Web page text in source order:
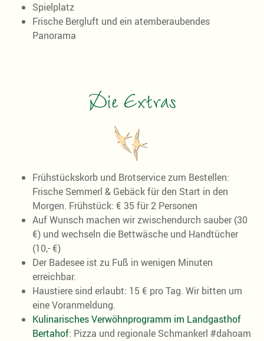
Spielplatz
Frische Bergluft und ein atemberaubendes
Panorama
Die Extras
Frühstückskorb und Brotservice zum Bestellen:
Frische Semmerl & Gebäck für den Start in den
Morgen. Frühstück: € 35 für 2 Personen
Auf Wunsch machen wir zwischendurch sauber (30
€) und wechseln die Bettwäsche und Handtücher
(10,- €)
Der Badesee ist zu Fuß in wenigen Minuten
erreichbar.
Haustiere sind erlaubt: 15 € pro Tag. Wir bitten um
eine Voranmeldung.
Kulinarisches Verwöhnprogramm im Landgasthof
Bertahof: Pizza und regionale Schmankerl #dahoam